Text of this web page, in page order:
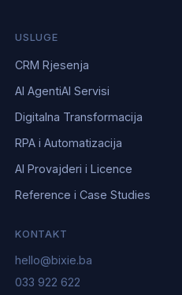
USLUGE
CRM Rjesenja
AI AgentiAI Servisi
Digitalna Transformacija
RPA i Automatizacija
AI Provajderi i Licence
Reference i Case Studies
KONTAKT
hello@bixie.ba
033 922 622